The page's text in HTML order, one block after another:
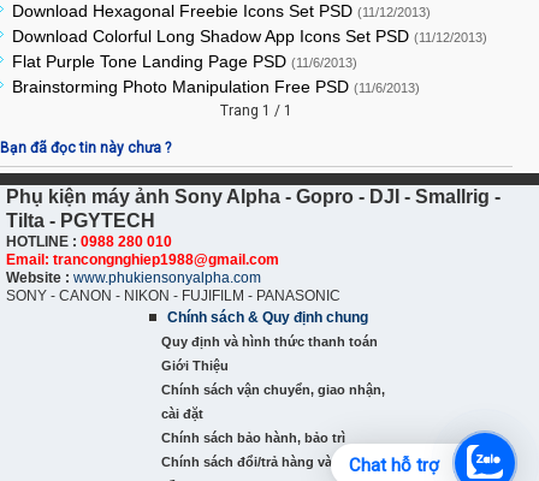
Download Hexagonal Freebie Icons Set PSD (11/12/2013)
Download Colorful Long Shadow App Icons Set PSD (11/12/2013)
Flat Purple Tone Landing Page PSD (11/6/2013)
Brainstorming Photo Manipulation Free PSD (11/6/2013)
Trang 1 / 1
Bạn đã đọc tin này chưa ?
Phụ kiện máy ảnh Sony Alpha - Gopro - DJI - Smallrig -
Tilta - PGYTECH
HOTLINE : 0988 280 010
Email: trancongnghiep1988@gmail.com
Website : www.phukiensonyalpha.com
SONY - CANON - NIKON - FUJIFILM - PANASONIC
Chính sách & Quy định chung
Quy định và hình thức thanh toán
Giới Thiệu
Chính sách vận chuyển, giao nhận,
cài đặt
Chính sách bảo hành, bảo trì
Chính sách đổi/trả hàng và hoànChat hỗ trợ